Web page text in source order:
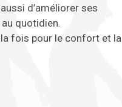
d’améliorer ses
quotidien.
fois pour le confort et la